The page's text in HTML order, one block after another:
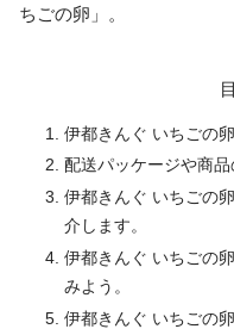
ちごの卵」。
伊都きんぐ いちごの
配送パッケージや商品
伊都きんぐ いちごの
介します。
伊都きんぐ いちごの
みよう。
伊都きんぐ いちごの卵